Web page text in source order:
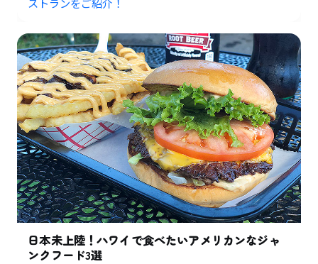
日本未上陸！ハワイで食べたいアメリカンなジャ
ンクフード3選